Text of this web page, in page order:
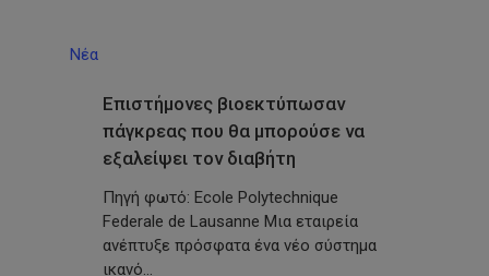
Νέα
Επιστήμονες βιοεκτύπωσαν
πάγκρεας που θα μπορούσε να
εξαλείψει τον διαβήτη
Πηγή φωτό: Ecole Polytechnique
Federale de Lausanne Μια εταιρεία
ανέπτυξε πρόσφατα ένα νέο σύστημα
ικανό…